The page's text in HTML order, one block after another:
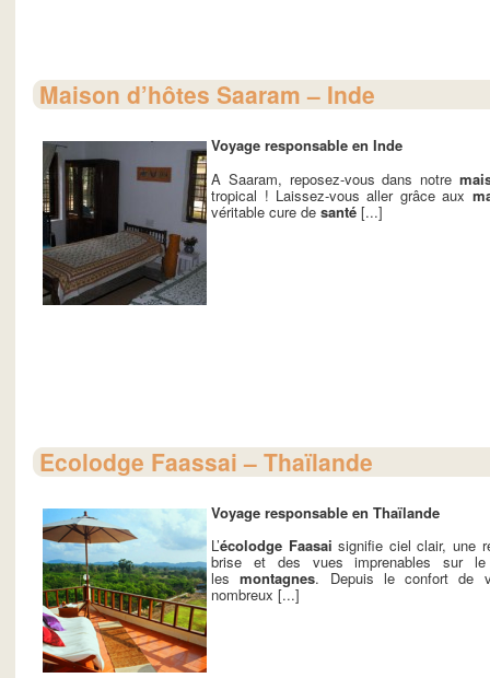
Maison d’hôtes Saaram – Inde
Voyage responsable en Inde
A Saaram, reposez-vous dans notre
tropical ! Laissez-vous aller grâce aux
véritable cure desanté [...]
Ecolodge Faassai – Thaïlande
Voyage responsable en Thaïlande
L’écolodge Faasaisignifie ciel clair, une
brise et des vues imprenables sur
lesmontagnes. Depuis le confort de
nombreux [...]